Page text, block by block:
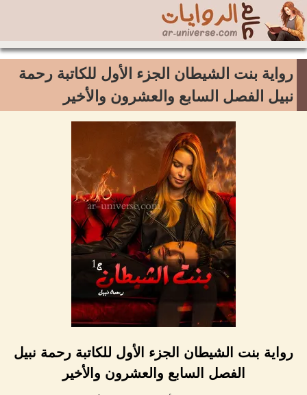
رواية بنت الشيطان الجزء الأول للكاتبة رحمة
نبيل الفصل السابع والعشرون والأخير
رواية بنت الشيطان الجزء الأول للكاتبة رحمة نبيل
الفصل السابع والعشرون والأخير